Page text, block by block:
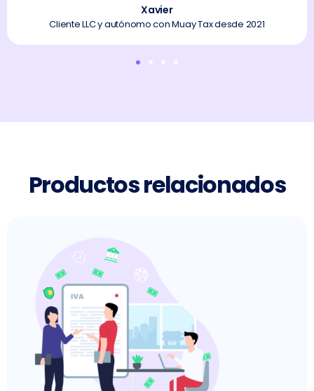
Xavier
Cliente LLC y autónomo con Muay Tax desde 2021
Productos relacionados